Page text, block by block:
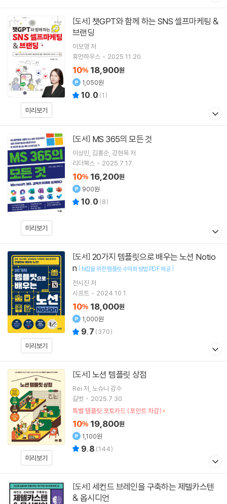
미리보기
[도서]
브랜딩
이보영 저
휴먼하우스
2025.11.20.
10% 18,900원
1,050원
10.0 (1)
미리보기
[도서] MS 365의 모든 것
이상민 김홍순 강현욱저
리더북스
2025.7.17.
10% 16,200원
900원
10.0 (8)
미리보기
[도서]
n [ N잡을 위한 템플릿 수익화 방법 PDF 제공]
전시진 저
시프트
2024.10.1.
10% 18,000원
1,000원
9.7 (370)
미리보기
[도서] 노션 템플릿 상점
Rei 저 노슈니 감수
길벗
2025.7.30.
특별 템플릿 포토카드 (포인트 차감)
10% 19,800원
1,100원
9.8 (144)
[도서]
& 옵시디언